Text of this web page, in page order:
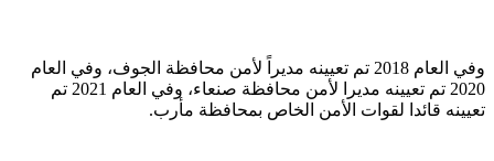
وفي العام 2018 تم تعيينه مديراً لأمن محافظة الجوف، وفي العام
2020 تم تعيينه مديرا لأمن محافظة صنعاء، وفي العام 2021 تم
تعيينه قائدا لقوات الأمن الخاص بمحافظة مأرب.